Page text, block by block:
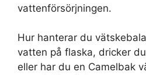
vattenförsörjningen.
Hur hanterar du
vatten på flaska, dricker
eller har du en Camelbak